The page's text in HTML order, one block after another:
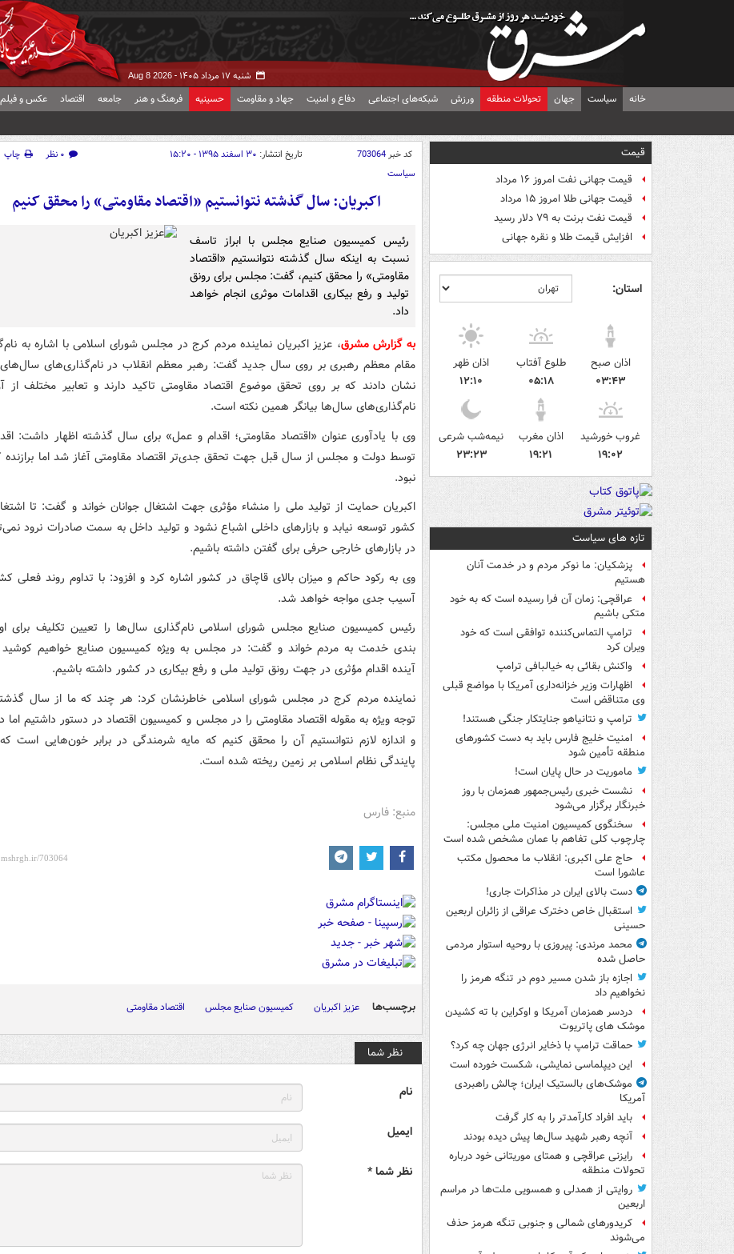
شنبه ۱۷ مرداد ۱۴۰۵ - Aug 8 2026
خانه سیاست جهان تحولات منطقه ورزش شبکه‌های اجتماعی دفاع و امنیت جهاد و مقاومت حسینیه فرهنگ و هنر جامعه اقتصاد عکس و فیلم
قیمت
قیمت جهانی نفت امروز ۱۶ مرداد
قیمت جهانی طلا امروز ۱۵ مرداد
قیمت نفت برنت به ۷۹ دلار رسید
افزایش قیمت طلا و نقره جهانی
استان:
اذان صبح
۰۳:۴۳
طلوع آفتاب
۰۵:۱۸
اذان ظهر
۱۲:۱۰
غروب خورشید
۱۹:۰۲
اذان مغرب
۱۹:۲۱
نیمه‌شب شرعی
۲۳:۲۳
تازه های سیاست
پزشکیان: ما نوکر مردم و در خدمت آنان
هستیم
عراقچی: زمان آن فرا رسیده است که به خود
متکی باشیم
ترامپ التماس‌کننده توافقی است که خود
ویران کرد
واکنش بقائی به خیالبافی ترامپ
اظهارات وزیر خزانه‌داری آمریکا با مواضع قبلی
وی متناقض است
ترامپ و نتانیاهو جنایتکار جنگی هستند!
امنیت خلیج فارس باید به دست کشورهای
منطقه تأمین شود
ماموریت در حال پایان است!
نشست خبری رئیس‌جمهور همزمان با روز
خبرنگار برگزار می‌شود
سخنگوی کمیسیون امنیت ملی مجلس:
چارچوب کلی تفاهم با عمان مشخص شده است
حاج علی اکبری: انقلاب ما محصول مکتب
عاشورا است
دست بالای ایران در مذاکرات جاری!
استقبال خاص دخترک عراقی از زائران اربعین
حسینی
محمد مرندی: پیروزی با روحیه استوار مردمی
حاصل شده
اجازه باز شدن مسیر دوم در تنگه هرمز را
نخواهیم داد
دردسر همزمان آمریکا و اوکراین با ته کشیدن
موشک های پاتریوت
حماقت ترامپ با ذخایر انرژی جهان چه کرد؟
این دیپلماسی نمایشی، شکست خورده است
موشک‌های بالستیک ایران؛ چالش راهبردی
آمریکا
باید افراد کارآمدتر را به کار گرفت
آنچه رهبر شهید سال‌ها پیش دیده بودند
رایزنی عراقچی و همتای موریتانی خود درباره
تحولات منطقه
روایتی از همدلی و همسویی ملت‌ها در مراسم
اربعین
کریدورهای شمالی و جنوبی تنگه هرمز حذف
می‌شوند
کد خبر703064 تاریخ انتشار: ۳۰ اسفند ۱۳۹۵ - ۱۵:۲۰ ۰ نظر
چاپ
سیاست
اکبریان: سال گذشته نتوانستیم «اقتصاد مقاومتی» را محقق کنیم
رئیس کمیسیون صنایع مجلس با ابراز تاسف
نسبت به اینکه سال گذشته نتوانستیم «اقتصاد
مقاومتی» را محقق کنیم، گفت: مجلس برای رونق
تولید و رفع بیکاری اقدامات موثری انجام خواهد
داد.
به گزارش مشرق، عزیز اکبریان نماینده مردم کرج در مجلس شورای اسلامی با اشاره به
مقام معظم رهبری بر روی سال جدید گفت: رهبر معظم انقلاب در نام‌گذاری‌های سال‌های
نشان دادند که بر روی تحقق موضوع اقتصاد مقاومتی تاکید دارند و تعابیر مختلف از
نام‌گذاری‌های سال‌ها بیانگر همین نکته است.
وی با یادآوری عنوان «اقتصاد مقاومتی؛ اقدام و عمل» برای سال گذشته اظهار داشت:
توسط دولت و مجلس از سال قبل جهت تحقق جدی‌تر اقتصاد مقاومتی آغاز شد اما برازنده
نبود.
اکبریان حمایت از تولید ملی را منشاء مؤثری جهت اشتغال جوانان خواند و گفت: تا
کشور توسعه نیابد و بازارهای داخلی اشباع نشود و تولید داخل به سمت صادرات نرود
در بازارهای خارجی حرفی برای گفتن داشته باشیم.
وی به رکود حاکم و میزان بالای قاچاق در کشور اشاره کرد و افزود: با تداوم روند فعلی
آسیب جدی مواجه خواهد شد.
رئیس کمیسیون صنایع مجلس شورای اسلامی نام‌گذاری سال‌ها را تعیین تکلیف برای
بندی خدمت به مردم خواند و گفت: در مجلس به ویژه کمیسیون صنایع خواهیم
آینده اقدام مؤثری در جهت رونق تولید ملی و رفع بیکاری در کشور داشته باشیم.
نماینده مردم کرج در مجلس شورای اسلامی خاطرنشان کرد: هر چند که ما از سال
توجه ویژه به مقوله اقتصاد مقاومتی را در مجلس و کمیسیون اقتصاد در دستور داشتیم اما
و اندازه لازم نتوانستیم آن را محقق کنیم که مایه شرمندگی در برابر خون‌هایی است
پایندگی نظام اسلامی بر زمین ریخته شده است.
منبع: فارس
برچسب‌ها عزیز اکبریان کمیسیون صنایع مجلس اقتصاد مقاومتی
نظر شما
نام
ایمیل
نظر شما *